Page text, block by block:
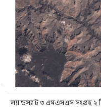
ল্যান্ডস্যাট ৩ এমএসএস সংগ্রহ ২